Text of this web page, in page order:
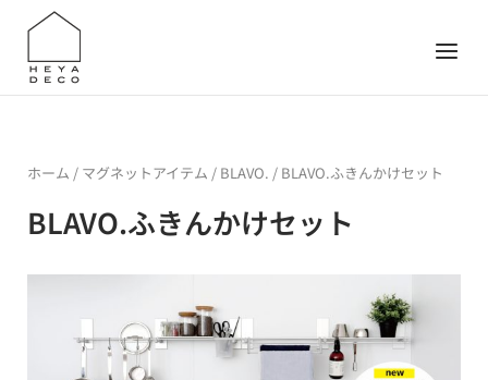
content
Menu
ホーム / マグネットアイテム / BLAVO. / BLAVO.ふきんかけセット
BLAVO.ふきんかけセット